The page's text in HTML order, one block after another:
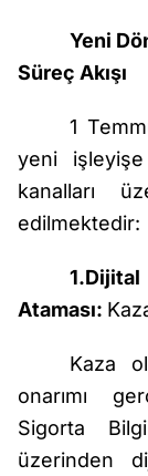
Yeni
Süreç Akışı
1
yeni
kanalları
edilmektedir:
1.Dijital
Ataması:
Kaza
onarımı
Sigorta
üzerinden